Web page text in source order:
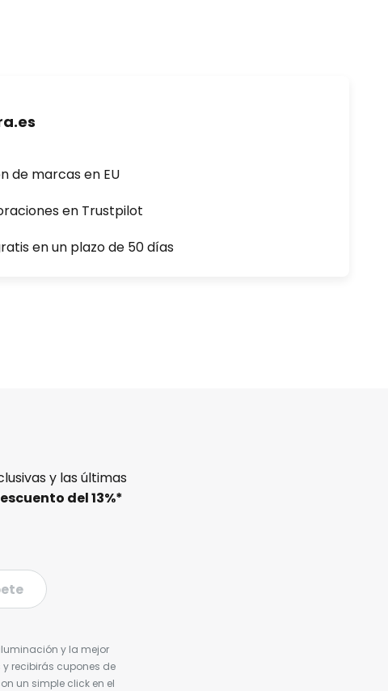
de marcas en EU
en Trustpilot
en un plazo de 50 días
y las últimas
del13%*
y la mejor
recibirás cupones de
un simple click en el